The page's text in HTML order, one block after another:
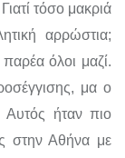
τόσο μακριά
αρρώστια;
όλοι μαζί.
μα ο
ήταν πιο
στην Αθήνα με